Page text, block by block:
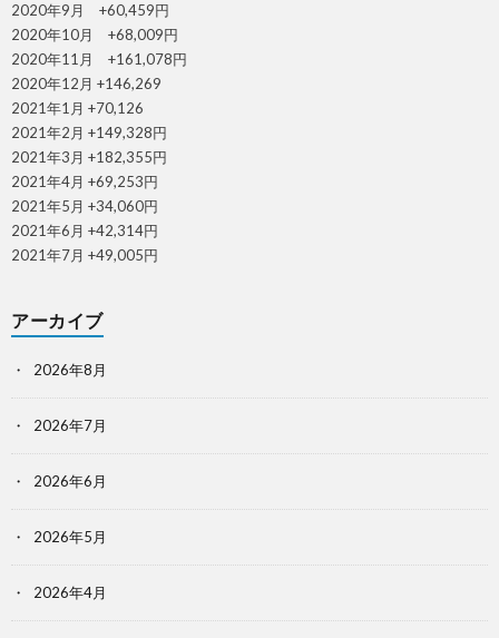
2020年9月 +60,459円
2020年10月 +68,009円
2020年11月 +161,078円
2020年12月 +146,269
2021年1月 +70,126
2021年2月 +149,328円
2021年3月 +182,355円
2021年4月 +69,253円
2021年5月 +34,060円
2021年6月 +42,314円
2021年7月 +49,005円
アーカイブ
2026年8月
2026年7月
2026年6月
2026年5月
2026年4月